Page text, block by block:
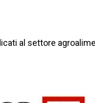
al settore